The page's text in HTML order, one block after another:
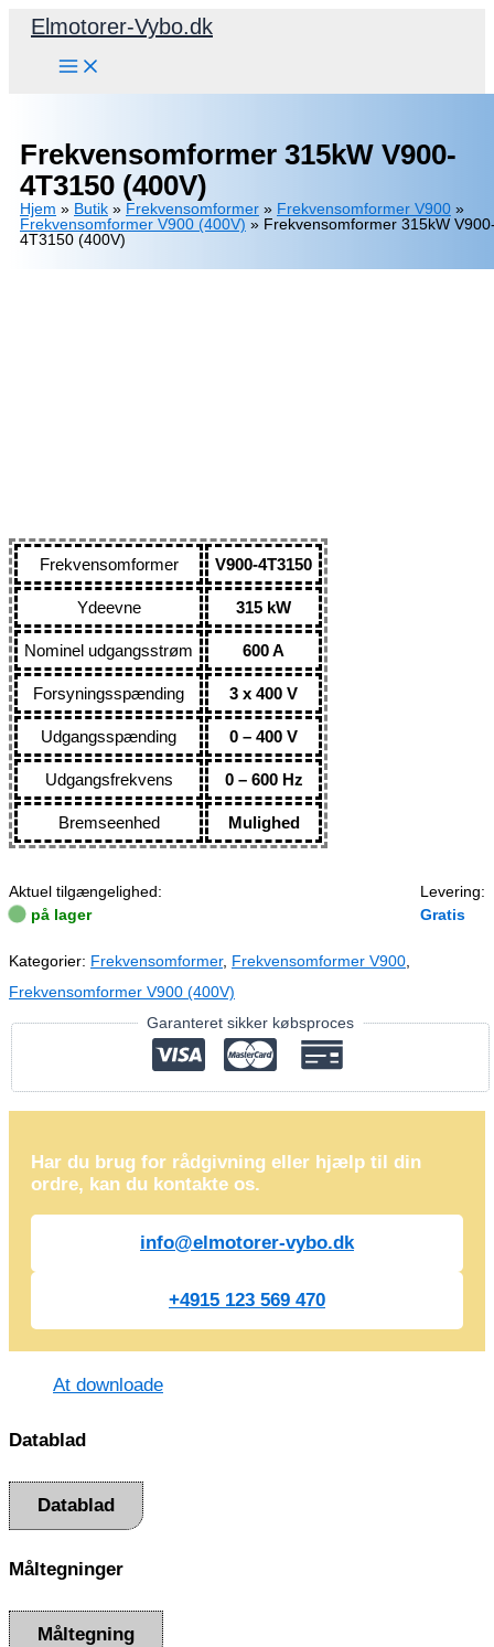
Elmotorer-Vybo.dk
Frekvensomformer 315kW V900-
4T3150 (400V)
Hjem » Butik » Frekvensomformer » Frekvensomformer V900 »
Frekvensomformer V900 (400V) » Frekvensomformer 315kW
4T3150 (400V)
Frekvensomformer V900-4T3150
Ydeevne 315 kW
Nominel udgangsstrøm 600 A
Forsyningsspænding 3 x 400 V
Udgangsspænding 0 – 400 V
Udgangsfrekvens 0 – 600 Hz
Bremseenhed Mulighed
Aktuel tilgængelighed:
på lager
Levering:
Gratis
Kategorier: Frekvensomformer, Frekvensomformer V900
Frekvensomformer V900 (400V)
Garanteret sikker købsproces
Har du brug for rådgivning eller hjælp til din
ordre, kan du kontakte os.
info@elmotorer-vybo.dk
+4915 123 569 470
At downloade
Datablad
Datablad
Måltegninger
Måltegning